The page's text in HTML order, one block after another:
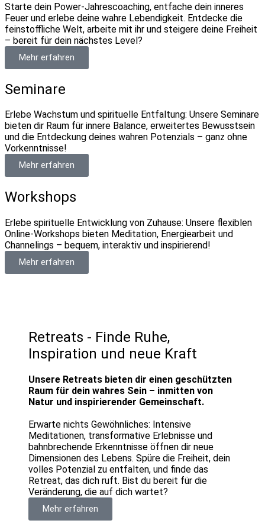
Starte dein Power-Jahrescoaching, entfache dein inneres
Feuer und erlebe deine wahre Lebendigkeit. Entdecke die
feinstoffliche Welt, arbeite mit ihr und steigere deine Freiheit
– bereit für dein nächstes Level?
Mehr erfahren
Seminare
Erlebe Wachstum und spirituelle Entfaltung: Unsere Seminare
bieten dir Raum für innere Balance, erweitertes Bewusstsein
und die Entdeckung deines wahren Potenzials – ganz ohne
Vorkenntnisse!
Mehr erfahren
Workshops
Erlebe spirituelle Entwicklung von Zuhause: Unsere flexiblen
Online-Workshops bieten Meditation, Energiearbeit und
Channelings – bequem, interaktiv und inspirierend!
Mehr erfahren
Retreats - Finde Ruhe,
Inspiration und neue Kraft
Unsere Retreats bieten dir einen geschützten
Raum für dein wahres Sein – inmitten von
Natur und inspirierender Gemeinschaft.
Erwarte nichts Gewöhnliches: Intensive
Meditationen, transformative Erlebnisse und
bahnbrechende Erkenntnisse öffnen dir neue
Dimensionen des Lebens. Spüre die Freiheit, dein
volles Potenzial zu entfalten, und finde das
Retreat, das dich ruft. Bist du bereit für die
Veränderung, die auf dich wartet?
Mehr erfahren